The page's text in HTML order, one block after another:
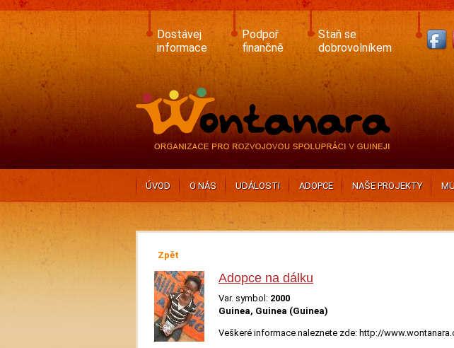
Skip
to
content
Dostávej
informace
Podpoř
finančně
Staň se
dobrovolníkem
ÚVOD O NÁS UDÁLOSTI ADOPCE NAŠE PROJEKTY
Zpět
Adopce na dálku
Var. symbol: 2000
Guinea, Guinea (Guinea)
Veškeré informace naleznete zde: http://